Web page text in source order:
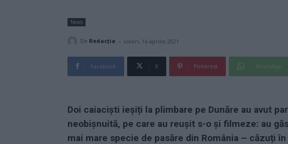
News
De Redacţia - vineri, 16 aprilie 2021
Facebook X Pinterest WhatsApp
Doi caiaciști ieșiți la plimbare pe Dunăre au avut
neobișnuită, pe care au reușit s-o și filmeze: au
mai mare specie de pasăre din România – căzuți